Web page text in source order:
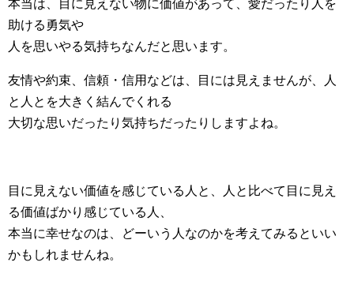
本当は、目に見えない物に価値があって、愛だったり人を
助ける勇気や
人を思いやる気持ちなんだと思います。
友情や約束、信頼・信用などは、目には見えませんが、人
と人とを大きく結んでくれる
大切な思いだったり気持ちだったりしますよね。
目に見えない価値を感じている人と、人と比べて目に見え
る価値ばかり感じている人、
本当に幸せなのは、どーいう人なのかを考えてみるといい
かもしれませんね。